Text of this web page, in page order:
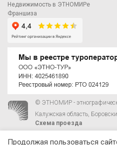
Недвижимость в ЭТНОМИРе
Франшиза
© ЭТНОМИР -
Калужская область,
Схема проезда
Продолжая пользоваться